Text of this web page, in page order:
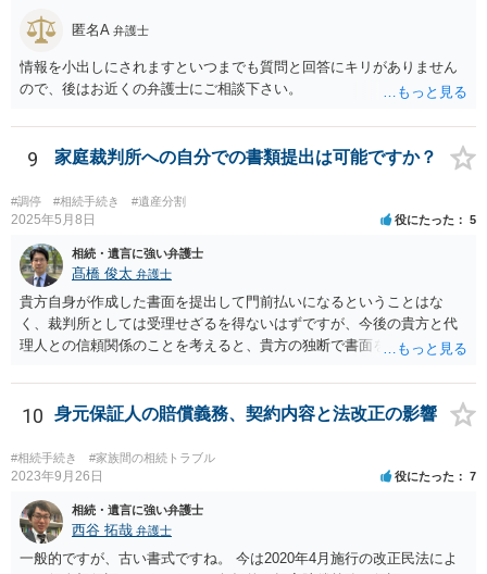
匿名A 弁護士
情報を小出しにされますといつまでも質問と回答にキリがありません
ので、後はお近くの弁護士にご相談下さい。
9 家庭裁判所への自分での書類提出は可能ですか？
#調停 #相続手続き #遺産分割
2025年5月8日 役にたった 5
相続・遺言に強い弁護士
髙橋 俊太 弁護士
貴方自身が作成した書面を提出して門前払いになるということはな
く、裁判所としては受理せざるを得ないはずですが、今後の貴方と代
理人との信頼関係のことを考えると、貴方の独断で書面を提出したり
士が主張書面の提出を渋っているようですが、弁護士として提出の実
益がないと考えている可能性もあると思いますので、そのあたりも含
めて、弁護士見解を確認等するためによく打ち合わせた方がよいと思
います。単に面倒臭いということで書面提出をしないということであ
れば、当該弁護士との委任関係を修了した上で、貴方のほうで書面提
出することを検討なさった方がよいでしょう。
10 身元保証人の賠償義務、契約内容と法改正の影響
#相続手続き #家族間の相続トラブル
2023年9月26日 役にたった 7
相続・遺言に強い弁護士
西谷 拓哉 弁護士
一般的ですが、古い書式ですね。 今は2020年4月施行の改正民法によ